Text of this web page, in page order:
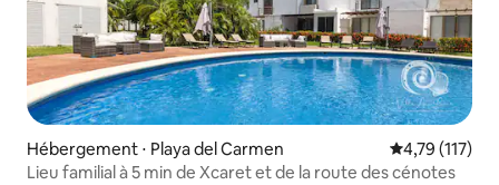
Hébergement ⋅ Playa del Carmen Évaluation
4,79 (117)
Lieu familial à 5 min de Xcaret et de la route des cénotes